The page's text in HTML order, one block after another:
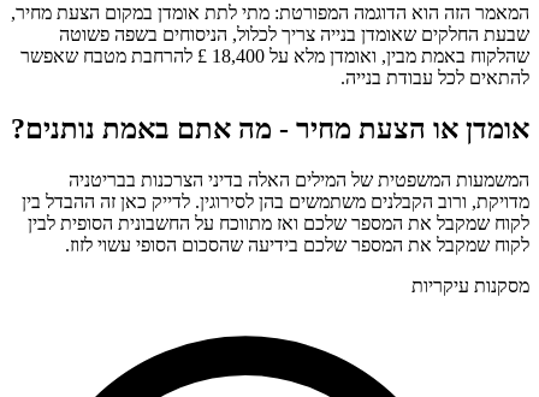
המאמר הזה הוא הדוגמה המפורטת: מתי לתת אומדן במקום הצעת מחיר,
שבעת החלקים שאומדן בנייה צריך לכלול, הניסוחים בשפה פשוטה
שהלקוח באמת מבין, ואומדן מלא על 18,400 £ להרחבת מטבח שאפשר
להתאים לכל עבודת בנייה.
אומדן או הצעת מחיר - מה אתם באמת נותנים?
המשמעות המשפטית של המילים האלה בדיני הצרכנות בבריטניה
מדויקת, ורוב הקבלנים משתמשים בהן לסירוגין. לדייק כאן זה ההבדל בין
לקוח שמקבל את המספר שלכם ואז מתווכח על החשבונית הסופית לבין
לקוח שמקבל את המספר שלכם בידיעה שהסכום הסופי עשוי לזוז.
מסקנות עיקריות